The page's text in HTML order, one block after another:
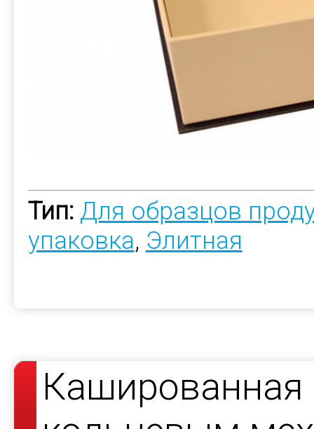
Тип: Для образцов
упаковка, Элитная
Кашированная